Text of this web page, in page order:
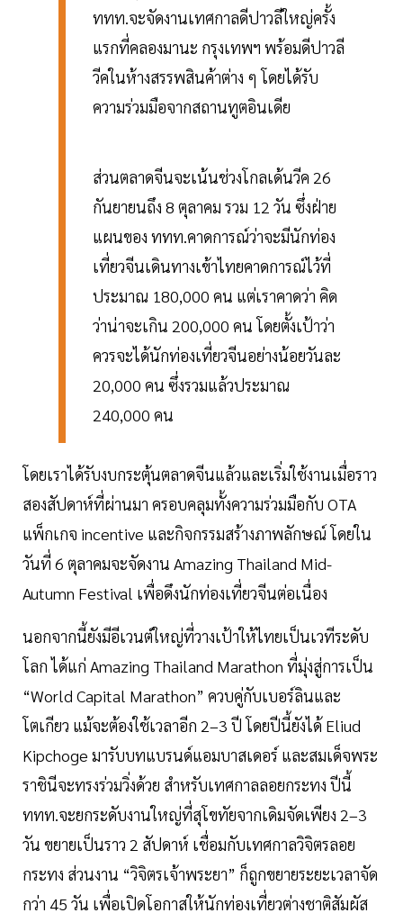
ททท.จะจัดงานเทศกาลดีปาวลีใหญ่ครั้ง
แรกที่คลองมานะ กรุงเทพฯ พร้อมดีปาวลี
วีคในห้างสรรพสินค้าต่าง ๆ โดยได้รับ
ความร่วมมือจากสถานทูตอินเดีย
ส่วนตลาดจีนจะเน้นช่วงโกลเด้นวีค 26
กันยายนถึง 8 ตุลาคม รวม 12 วัน ซึ่งฝ่าย
แผนของ ททท.คาดการณ์ว่าจะมีนักท่อง
เที่ยวจีนเดินทางเข้าไทยคาดการณ์ไว้ที่
ประมาณ 180,000 คน แต่เราคาดว่า คิด
ว่าน่าจะเกิน 200,000 คน โดยตั้งเป้าว่า
ควรจะได้นักท่องเที่ยวจีนอย่างน้อยวันละ
20,000 คน ซึ่งรวมแล้วประมาณ
240,000 คน
โดยเราได้รับงบกระตุ้นตลาดจีนแล้วและเริ่มใช้งานเมื่อราว
สองสัปดาห์ที่ผ่านมา ครอบคลุมทั้งความร่วมมือกับ OTA
แพ็กเกจ incentive และกิจกรรมสร้างภาพลักษณ์ โดยใน
วันที่ 6 ตุลาคมจะจัดงาน Amazing Thailand Mid-
Autumn Festival เพื่อดึงนักท่องเที่ยวจีนต่อเนื่อง
นอกจากนี้ยังมีอีเวนต์ใหญ่ที่วางเป้าให้ไทยเป็นเวทีระดับ
โลก ได้แก่ Amazing Thailand Marathon ที่มุ่งสู่การเป็น
“World Capital Marathon” ควบคู่กับเบอร์ลินและ
โตเกียว แม้จะต้องใช้เวลาอีก 2–3 ปี โดยปีนี้ยังได้ Eliud
Kipchoge มารับบทแบรนด์แอมบาสเดอร์ และสมเด็จพระ
ราชินีจะทรงร่วมวิ่งด้วย สำหรับเทศกาลลอยกระทง ปีนี้
ททท.จะยกระดับงานใหญ่ที่สุโขทัยจากเดิมจัดเพียง 2–3
วัน ขยายเป็นราว 2 สัปดาห์ เชื่อมกับเทศกาลวิจิตรลอย
กระทง ส่วนงาน “วิจิตรเจ้าพระยา” ก็ถูกขยายระยะเวลาจัด
กว่า 45 วัน เพื่อเปิดโอกาสให้นักท่องเที่ยวต่างชาติสัมผัส